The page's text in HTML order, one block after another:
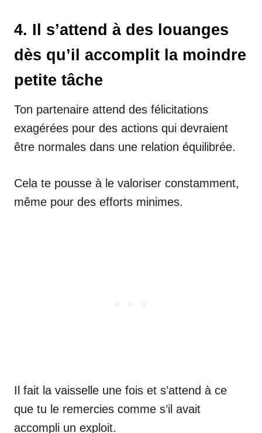
4. Il s’attend à des louanges
dès qu’il accomplit la moindre
petite tâche
Ton partenaire attend des félicitations
exagérées pour des actions qui devraient
être normales dans une relation équilibrée.
Cela te pousse à le valoriser constamment,
même pour des efforts minimes.
Il fait la vaisselle une fois et s’attend à ce
que tu le remercies comme s’il avait
accompli un exploit.